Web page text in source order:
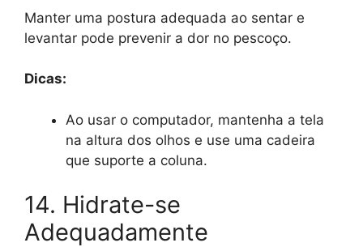
Manter uma postura adequada ao sentar e
levantar pode prevenir a dor no pescoço.
Dicas:
Ao usar o computador, mantenha a tela
na altura dos olhos e use uma cadeira
que suporte a coluna.
14. Hidrate-se
Adequadamente